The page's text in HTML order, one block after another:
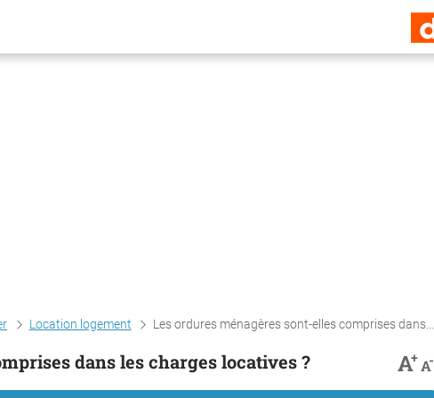
Location logement Les ordures ménagères sont-elles comprises dans les charges locatives ?
dans les charges locatives ? A+A-